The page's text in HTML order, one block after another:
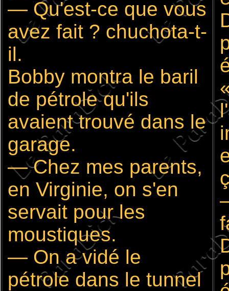
— Qu'est-ce que vous
avez fait ? chuchota-t-
il.
Bobby montra le baril
de pétrole qu'ils
avaient trouvé dans le
garage.
— Chez mes parents,
en Virginie, on s'en
servait pour les
moustiques.
— On a vidé le
pétrole dans le tunnel